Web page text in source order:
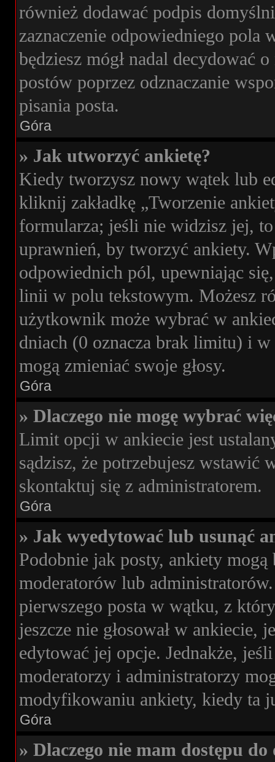
również dodawać podpis
zaznaczenie odpowiedniego
będziesz mógł nadal decydować
postów poprzez odznaczanie
pisania posta.
Góra
» Jak utworzyć ankietę?
Kiedy tworzysz nowy wątek lub
kliknij zakładkę „Tworzenie
formularza; jeśli nie widzisz jej,
uprawnień, by tworzyć ankiety.
odpowiednich pól, upewniając
linii w polu tekstowym. Możesz
użytkownik może wybrać w
dniach (0 oznacza brak limitu) i
mogą zmieniać swoje głosy.
Góra
» Dlaczego nie mogę wybrać
Limit opcji w ankiecie jest
sądzisz, że potrzebujesz
skontaktuj się z administratorem.
Góra
» Jak wyedytować lub usunąć
Podobnie jak posty, ankiety
moderatorów lub
pierwszego posta w wątku, z
jeszcze nie głosował w ankiecie,
edytować jej opcje. Jednakże,
moderatorzy i administratorzy
modyfikowaniu ankiety, kiedy ta
Góra
» Dlaczego nie mam dostępu do